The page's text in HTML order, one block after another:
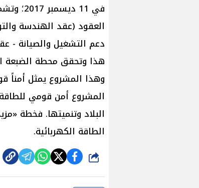
في 11
دعم التشغيل والصيانة -
هذا وتحقق محطة الضبعة
وهذا المشروع يمثل أمناً
المشروع أمن قومي للطاقة
البلاد وتنميتها. فخطة
الطاقة الكهربائية.
شارك